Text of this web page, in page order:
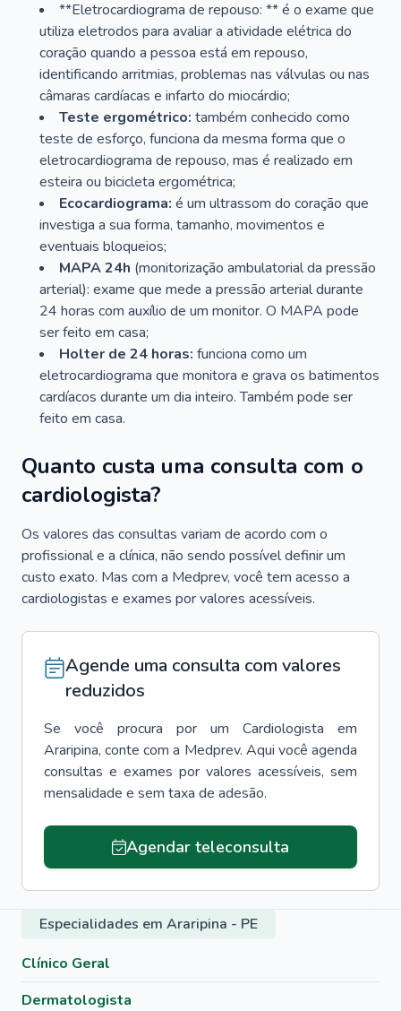
**Eletrocardiograma de repouso: ** é o exame que
utiliza eletrodos para avaliar a atividade elétrica do
coração quando a pessoa está em repouso,
identificando arritmias, problemas nas válvulas ou nas
câmaras cardíacas e infarto do miocárdio;
Teste ergométrico: também conhecido como
teste de esforço, funciona da mesma forma que o
eletrocardiograma de repouso, mas é realizado em
esteira ou bicicleta ergométrica;
Ecocardiograma: é um ultrassom do coração que
investiga a sua forma, tamanho, movimentos e
eventuais bloqueios;
MAPA 24h (monitorização ambulatorial da pressão
arterial): exame que mede a pressão arterial durante
24 horas com auxílio de um monitor. O MAPA pode
ser feito em casa;
Holter de 24 horas: funciona como um
eletrocardiograma que monitora e grava os batimentos
cardíacos durante um dia inteiro. Também pode ser
feito em casa.
Quanto custa uma consulta com o
cardiologista?
Os valores das consultas variam de acordo com o
profissional e a clínica, não sendo possível definir um
custo exato. Mas com a Medprev, você tem acesso a
cardiologistas e exames por valores acessíveis.
Agende uma consulta com valores
reduzidos
Se você procura por um Cardiologista
em
Araripina, conte com a Medprev. Aqui você agenda
consultas e exames por valores acessíveis, sem
mensalidade e sem taxa de adesão.
Agendar teleconsulta
Especialidades em Araripina - PE
Clínico Geral
Dermatologista